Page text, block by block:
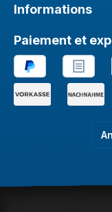
Informations
Paiement et